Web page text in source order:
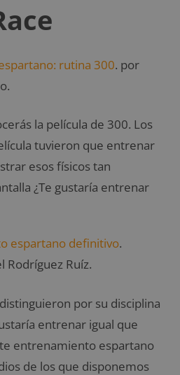
rutina 300. por
la película de 300. Los
tuvieron que entrenar
esos físicos tan
¿Te gustaría entrenar
espartano definitivo.
Rodríguez Ruíz.
por su disciplina
entrenar igual que
entrenamiento espartano
de los que disponemos